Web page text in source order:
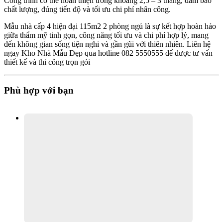
chất lượng, đúng tiến độ và tối ưu chi phí nhân công.
Mẫu nhà cấp 4 hiện đại 115m2 2 phòng ngủ là sự kết hợp hoàn hảo
giữa thẩm mỹ tinh gọn, công năng tối ưu và chi phí hợp lý, mang
đến không gian sống tiện nghi và gần gũi với thiên nhiên. Liên hệ
ngay Kho Nhà Mẫu Đẹp qua hotline 082 5550555 để được tư vấn
thiết kế và thi công trọn gói
Phù hợp với bạn